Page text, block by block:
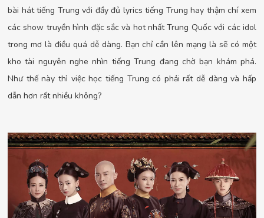
bài hát tiếng Trung với đầy đủ lyrics tiếng Trung hay thậm chí xem
các show truyền hình đặc sắc và hot nhất Trung Quốc với các idol
trong mơ là điều quá dễ dàng. Bạn chỉ cần lên mạng là sẽ có một
kho tài nguyên nghe nhìn tiếng Trung đang chờ bạn khám phá.
Như thế này thì việc học tiếng Trung có phải rất dễ dàng và hấp
dẫn hơn rất nhiều không?